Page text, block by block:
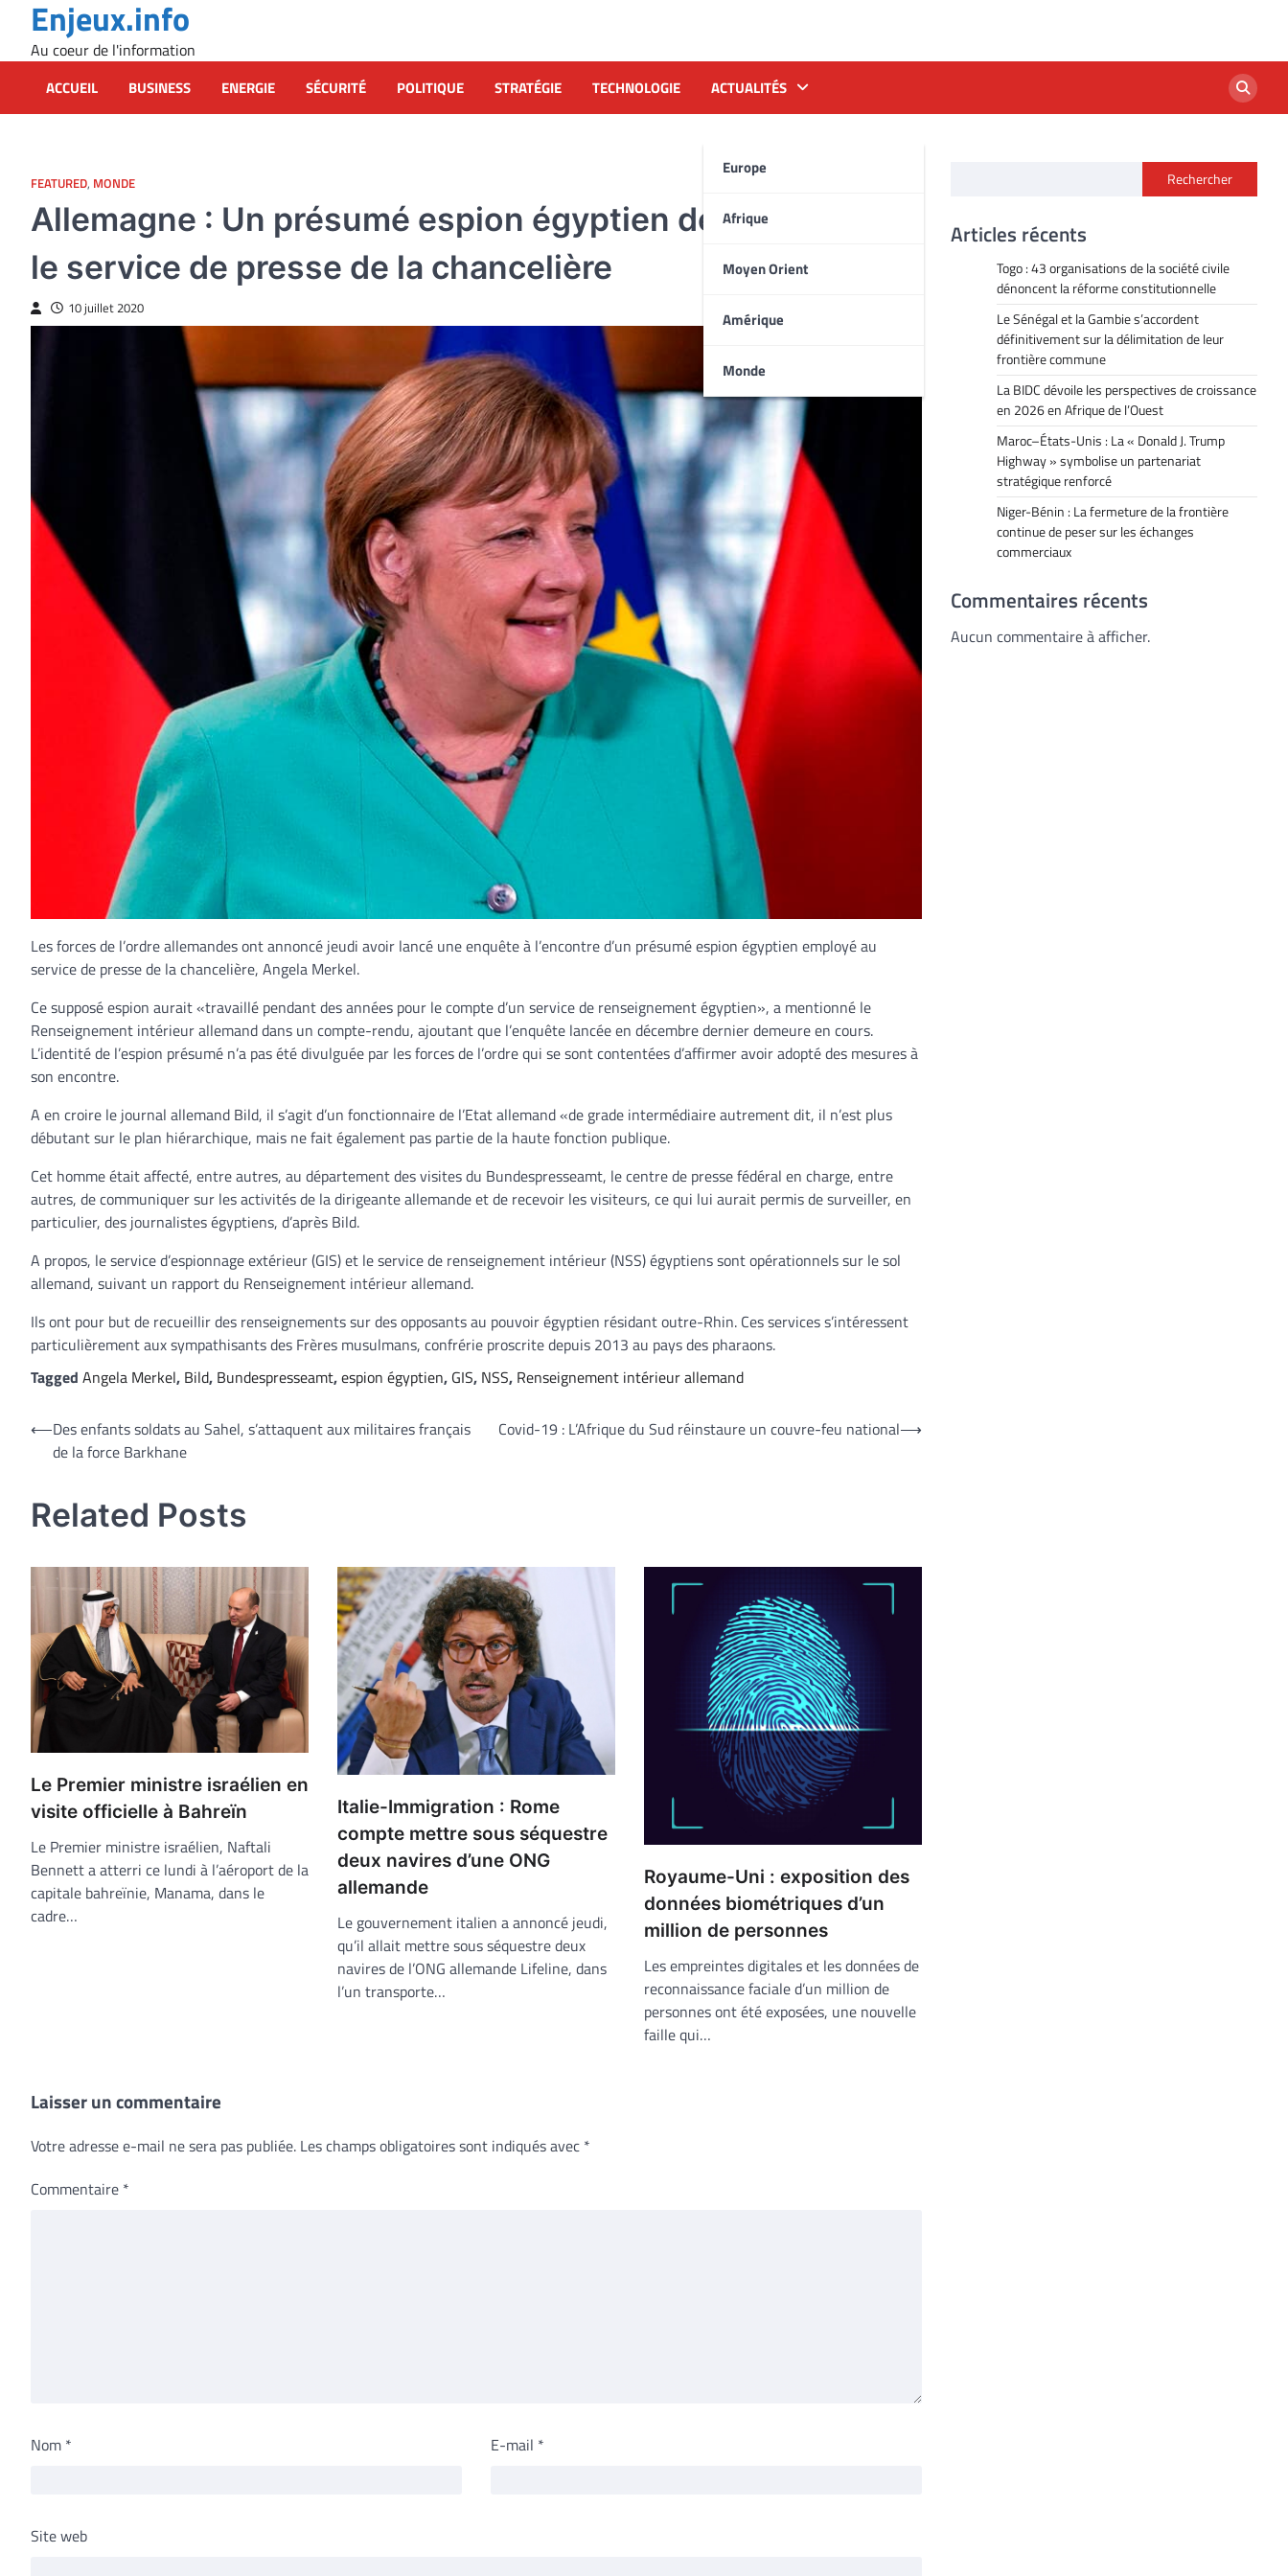
content
Enjeux.info
Au coeur de l'information
ACCUEIL BUSINESS ENERGIE SÉCURITÉ POLITIQUE STRATÉGIE TECHNOLOGIE ACTUALITÉS
Europe
Afrique
Moyen Orient
Amérique
Monde
FEATURED, MONDE
Allemagne : Un présumé espion égyptien déniché dans
le service de presse de la chancelière
10 juillet 2020
Les forces de l’ordre allemandes ont annoncé jeudi avoir lancé une enquête à l’encontre d’un présumé espion égyptien employé au
service de presse de la chancelière, Angela Merkel.
Ce supposé espion aurait «travaillé pendant des années pour le compte d’un service de renseignement égyptien», a mentionné le
Renseignement intérieur allemand dans un compte-rendu, ajoutant que l’enquête lancée en décembre dernier demeure en cours.
L’identité de l’espion présumé n’a pas été divulguée par les forces de l’ordre qui se sont contentées d’affirmer avoir adopté des mesures à
son encontre.
A en croire le journal allemand Bild, il s’agit d’un fonctionnaire de l’Etat allemand «de grade intermédiaire autrement dit, il n’est plus
débutant sur le plan hiérarchique, mais ne fait également pas partie de la haute fonction publique.
Cet homme était affecté, entre autres, au département des visites du Bundespresseamt, le centre de presse fédéral en charge, entre
autres, de communiquer sur les activités de la dirigeante allemande et de recevoir les visiteurs, ce qui lui aurait permis de surveiller, en
particulier, des journalistes égyptiens, d’après Bild.
A propos, le service d’espionnage extérieur (GIS) et le service de renseignement intérieur (NSS) égyptiens sont opérationnels sur le sol
allemand, suivant un rapport du Renseignement intérieur allemand.
Ils ont pour but de recueillir des renseignements sur des opposants au pouvoir égyptien résidant outre-Rhin. Ces services s’intéressent
particulièrement aux sympathisants des Frères musulmans, confrérie proscrite depuis 2013 au pays des pharaons.
Tagged Angela Merkel, Bild, Bundespresseamt,espion égyptien, GIS, NSS, Renseignement intérieur allemand
Navigation
⟵Des enfants soldats au Sahel, s’attaquent aux militaires français
de la force Barkhane
Covid-19 : L’Afrique du Sud réinstaure un couvre-feu national⟶
Related Posts
Le Premier ministre israélien en
visite officielle à Bahreïn
Le Premier ministre israélien, Naftali
Bennett a atterri ce lundi à l’aéroport de la
capitale bahreïnie, Manama, dans le
cadre…
Italie-Immigration : Rome
compte mettre sous séquestre
deux navires d’une ONG
allemande
Le gouvernement italien a annoncé jeudi,
qu’il allait mettre sous séquestre deux
navires de l’ONG allemande Lifeline, dans
l’un transporte…
Royaume-Uni : exposition des
données biométriques d’un
million de personnes
Les empreintes digitales et les données de
reconnaissance faciale d’un million de
personnes ont été exposées, une nouvelle
faille qui…
Laisser un commentaire
Votre adresse e-mail ne sera pas publiée. Les champs obligatoires sont indiqués avec *
Commentaire *
Nom * E-mail *
Site web
Rechercher
Articles récents
Togo : 43 organisations de la société civile
dénoncent la réforme constitutionnelle
Le Sénégal et la Gambie s’accordent
définitivement sur la délimitation de leur
frontière commune
La BIDC dévoile les perspectives de croissance
en 2026 en Afrique de l’Ouest
Maroc–États-Unis : La « Donald J. Trump
Highway » symbolise un partenariat
stratégique renforcé
Niger-Bénin : La fermeture de la frontière
continue de peser sur les échanges
commerciaux
Commentaires récents
Aucun commentaire à afficher.